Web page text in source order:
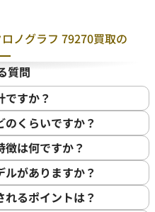
ノグラフ 79270買取の
質問
すか？
くらいですか？
は何ですか？
がありますか？
るポイントは？